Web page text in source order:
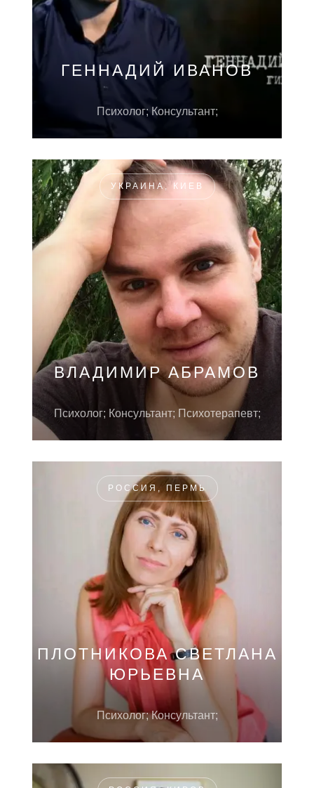
ГЕННАДИЙ ИВАНОВ
Психолог; Консультант;
УКРАИНА, КИЕВ
ВЛАДИМИР АБРАМОВ
Психолог; Консультант; Психотерапевт;
РОССИЯ, ПЕРМЬ
ПЛОТНИКОВА СВЕТЛАНА
ЮРЬЕВНА
Психолог; Консультант;